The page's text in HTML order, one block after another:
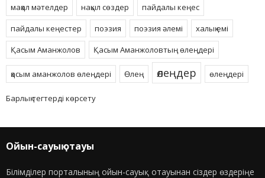
мақал мәтелдер
нақыл сөздер
пайдалы кеңес
пайдалы кеңестер
поэзия поэзия әлемі
халық емі
Қасым Аманжолов
Қасым Аманжоловтың өлеңдері
қасым аманжолов өлеңдері Өлең өлеңдер өлеңдері
Барлық тегтерді көрсету
Ойын-сауық отауы
Білімділер порталының ойын-сауық отауынан сіздер өздеріңе